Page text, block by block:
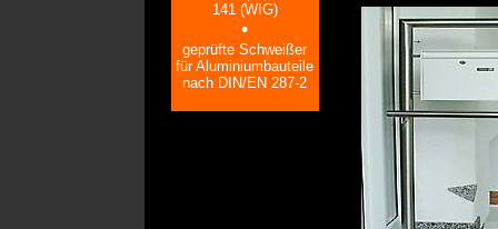
141 (WIG)
•
geprüfte Schweißer
für Aluminiumbauteile
nach DIN/EN 287-2